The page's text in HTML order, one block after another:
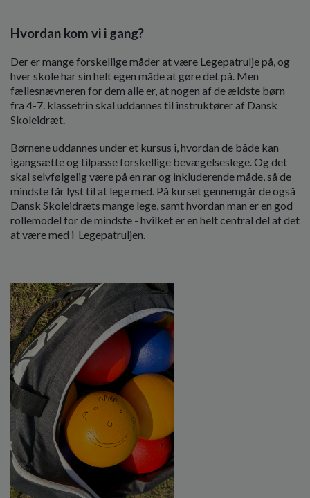
Hvordan kom vi i gang?
Der er mange forskellige måder at være Legepatrulje på, og
hver skole har sin helt egen måde at gøre det på. Men
fællesnævneren for dem alle er, at nogen af de ældste børn
fra 4-7. klassetrin skal uddannes til instruktører af Dansk
Skoleidræt.
Børnene uddannes under et kursus i, hvordan de både kan
igangsætte og tilpasse forskellige bevægelseslege. Og det
skal selvfølgelig være på en rar og inkluderende måde, så de
mindste får lyst til at lege med. På kurset gennemgår de også
Dansk Skoleidræts mange lege, samt hvordan man er en god
rollemodel for de mindste - hvilket er en helt central del af det
at være med i Legepatruljen.